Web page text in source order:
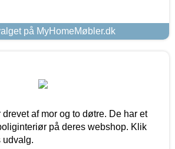
på MyHomeMøbler.dk
af mor og to døtre. De har et
på deres webshop. Klik
udvalg.